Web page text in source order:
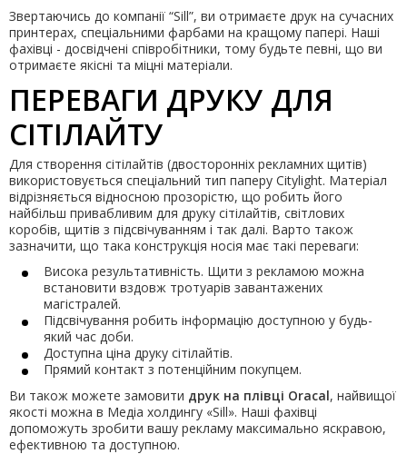
Звертаючись до компанії “Sill”, ви отримаєте друк на сучасних
принтерах, спеціальними фарбами на кращому папері. Наші
фахівці - досвідчені співробітники, тому будьте певні, що ви
отримаєте якісні та міцні матеріали.
ПЕРЕВАГИ ДРУКУ ДЛЯ
СІТІЛАЙТУ
Для створення сітілайтів (двосторонніх рекламних щитів)
використовується спеціальний тип паперу Citylight. Матеріал
відрізняється відносною прозорістю, що робить його
найбільш привабливим для друку сітілайтів, світлових
коробів, щитів з підсвічуванням і так далі. Варто також
зазначити, що така конструкція носія має такі переваги:
Висока результативність. Щити з рекламою можна
встановити вздовж тротуарів завантажених
магістралей.
Підсвічування робить інформацію доступною у будь-
який час доби.
Доступна ціна друку сітілайтів.
Прямий контакт з потенційним покупцем.
Ви також можете замовити друк на плівці Oracal, найвищої
якості можна в Медіа холдингу «Sill». Наші фахівці
допоможуть зробити вашу рекламу максимально яскравою,
ефективною та доступною.